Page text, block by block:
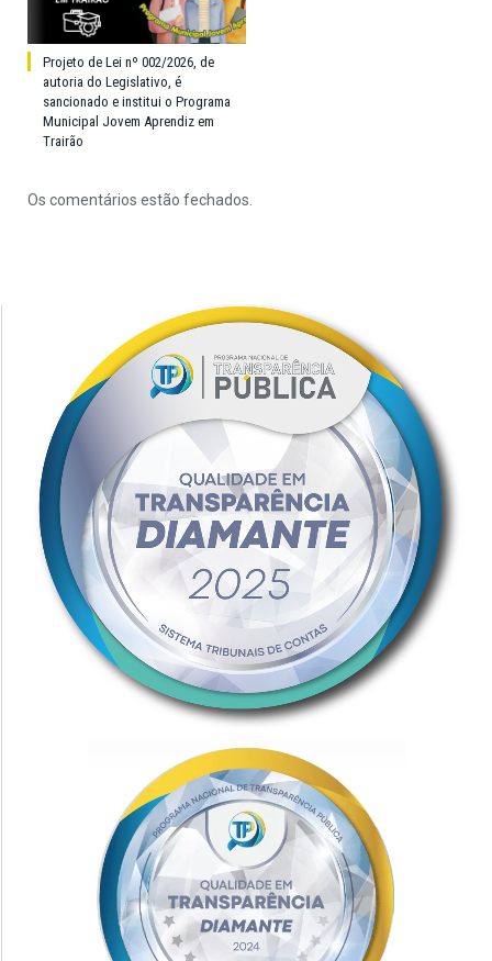
Projeto de Lei nº 002/2026, de
autoria do Legislativo, é
sancionado e institui o Programa
Municipal Jovem Aprendiz em
Trairão
Os comentários estão fechados.